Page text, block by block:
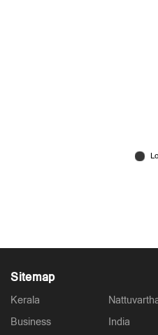
‘സിനിമയില്‍ മാത്രമല്ല
Sitemap
Kerala
Business
India